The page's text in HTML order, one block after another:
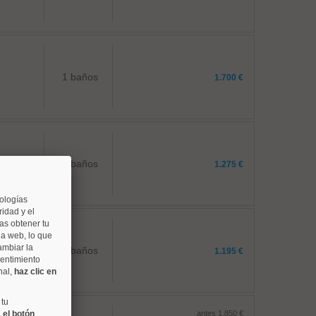
1 baños 1.700 €
1 baños 1.275 €
2 baños 1.195 €
antes 1.850 €
y el
obtener tu
web, lo que
la
haz clic en
el botón